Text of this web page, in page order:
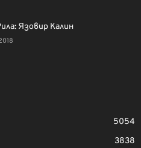
Язовир Калин
5054
3838